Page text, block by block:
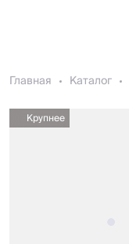
Главная Каталог
Крупнее